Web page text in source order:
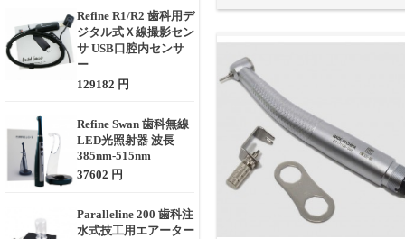
Refine R1/R2 歯科用デ
ジタル式Ｘ線撮影セン
サ USB口腔内センサ
ー
129182 円
Refine Swan 歯科無線
LED光照射器 波長
385nm-515nm
37602 円
Paralleline 200 歯科注
水式技工用エアーター